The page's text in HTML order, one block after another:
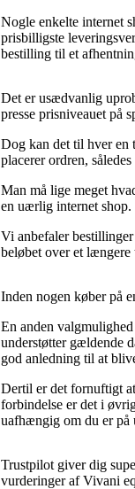
Nogle enkelte internet
prisbilligste
bestilling til et
Det er usædvanlig
presse prisniveauet på
Dog kan det til hver en
placerer ordren,
Man må lige meget
en uærlig internet
Vi anbefaler
beløbet over et længere
Inden nogen køber på
En anden
understøtter gældende
god anledning til at
Dertil er det fornuftigt
forbindelse er det i
uafhængig om du er på
Trustpilot giver dig
vurderinger af Vivani